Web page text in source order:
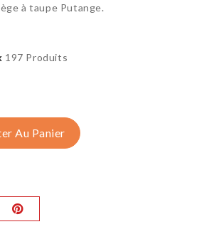
à taupe Putange.
197 Produits
Au Panier